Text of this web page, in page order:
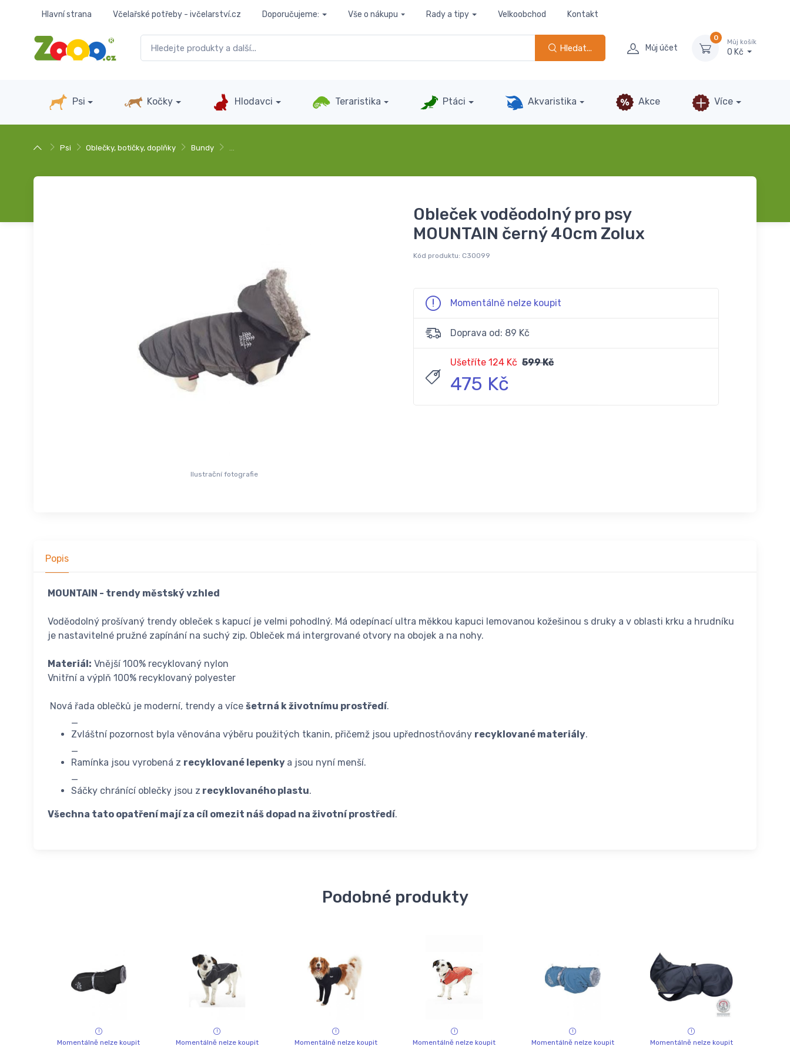
Hlavní strana Včelařské potřeby - ivčelarství.cz Doporučujeme: Vše o nákupu Rady a tipy Velkoobchod Kontakt
Hledat... Můj účet
0
Můj košík
0 Kč
Psi Kočky Hlodavci Teraristika Ptáci Akvaristika Akce Více
Psi Oblečky, botičky, doplňky Bundy …
Ilustrační fotografie
Obleček voděodolný pro psy
MOUNTAIN černý 40cm Zolux
Kód produktu: C30099
Momentálně nelze koupit
Doprava od: 89 Kč
Ušetříte 124 Kč 599 Kč
475 Kč
Popis
MOUNTAIN - trendy městský vzhled
Voděodolný prošívaný trendy obleček s kapucí je velmi pohodlný. Má odepínací ultra měkkou kapuci lemovanou kožešinou s druky a v oblasti krku a hrudníku
je nastavitelné pružné zapínání na suchý zip. Obleček má intergrované otvory na obojek a na nohy.
Materiál: Vnější 100% recyklovaný nylon
Vnitřní a výplň 100% recyklovaný polyester
Nová řada oblečků je moderní, trendy a více šetrná k životnímu prostředí.
_
Zvláštní pozornost byla věnována výběru použitých tkanin, přičemž jsou upřednostňovány recyklované materiály.
_
Ramínka jsou vyrobená z recyklované lepenky a jsou nyní menší.
_
Sáčky chránící oblečky jsou z recyklovaného plastu.
Všechna tato opatření mají za cíl omezit náš dopad na životní prostředí.
Podobné produkty
Momentálně nelze koupit Momentálně nelze koupit Momentálně nelze koupit Momentálně nelze koupit Momentálně nelze koupit Momentálně nelze koupit